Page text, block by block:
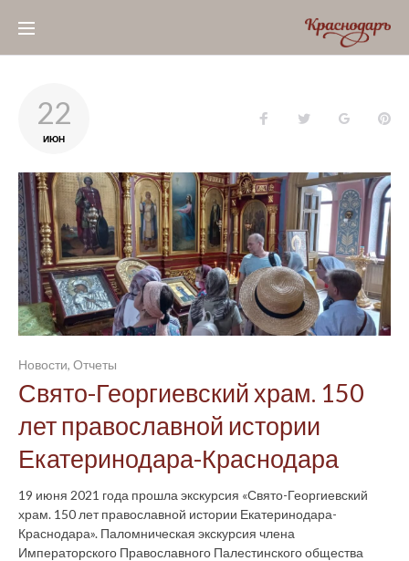
День:
22.06.2021
22
ИЮН
FacebookTwitter Google+
Новости, Отчеты
Свято-Георгиевский храм. 150
лет православной истории
Екатеринодара-Краснодара
19 июня 2021 года прошла экскурсия «Свято-Георгиевский
храм. 150 лет православной истории Екатеринодара-
Краснодара». Паломническая экскурсия члена
Императорского Православного Палестинского общества